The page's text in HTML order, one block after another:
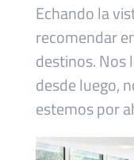
Echando la
recomendar
destinos. Nos
desde luego,
estemos por